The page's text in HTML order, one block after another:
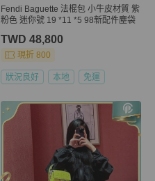
Fendi Baguette 法棍包 小牛皮材質 紫
粉色 迷你號 19 *11 *5 98新配件塵袋
TWD 48,800
現折 800
狀況良好 本地 免運